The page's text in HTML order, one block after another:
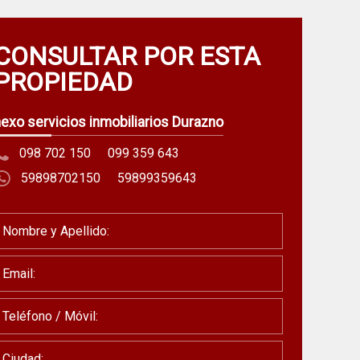
POR ESTA
servicios inmobiliarios Durazno
098 702 150
099 359 643
59898702150
59899359643